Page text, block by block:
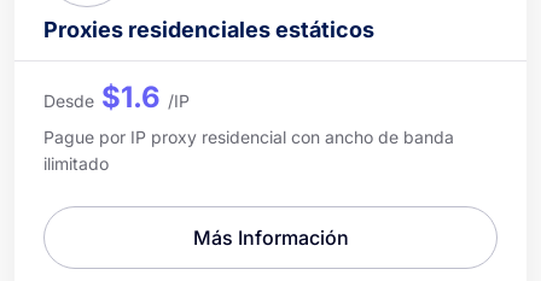
Proxies residenciales estáticos
Desde $1.6 /IP
Pague por IP proxy residencial con ancho de banda
ilimitado
Más Información